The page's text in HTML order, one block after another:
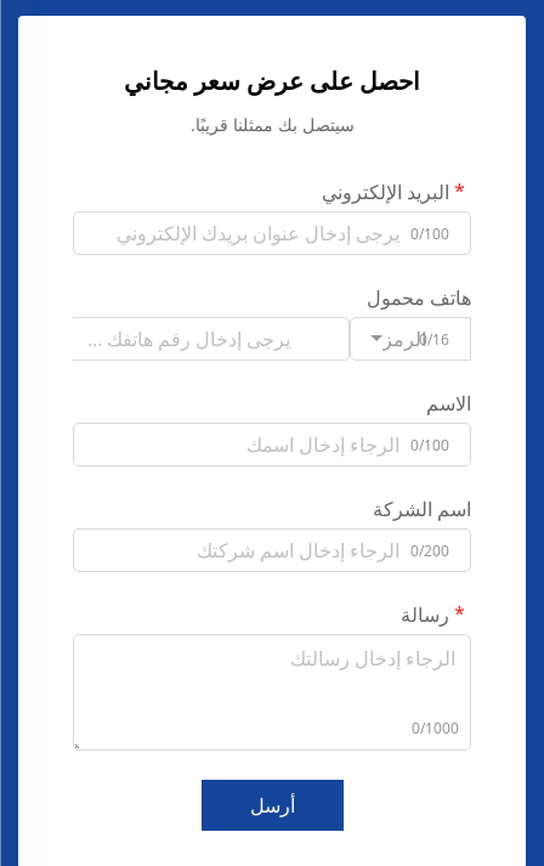
احصل على عرض سعر مجاني
سيتصل بك ممثلنا قريبًا.
البريد الإلكتروني
0/100
هاتف محمول
الرمز0/16
الاسم
0/100
اسم الشركة
0/200
رسالة
0/1000
أرسل